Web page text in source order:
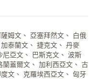
姆文、 亞塞拜然文、 白俄
泰蘭文、 捷克文、 丹麥
亞文、 巴斯克文、 波斯
蓋爾文、 加利西亞文、 古
文、 克羅埃西亞文、 匈牙